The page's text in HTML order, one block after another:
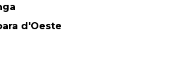
d'Oeste